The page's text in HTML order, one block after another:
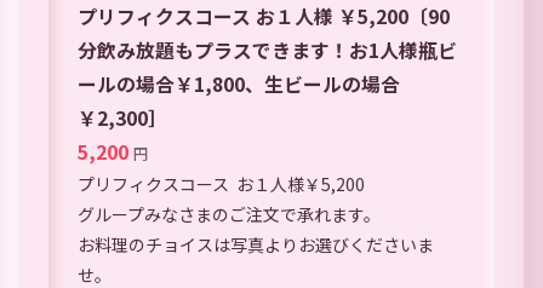
プリフィクスコース お１人様 ￥5,200〔90
分飲み放題もプラスできます！お1人様瓶ビ
ールの場合￥1,800、生ビールの場合
￥2,300］
5,200 円
プリフィクスコース お１人様￥5,200
グループみなさまのご注文で承れます。
お料理のチョイスは写真よりお選びくださいま
せ。